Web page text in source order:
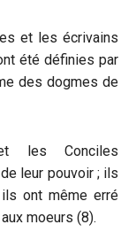
et les écrivains
été définies par
des dogmes de
les Conciles
leur pouvoir ; ils
ont même erré
moeurs (8).